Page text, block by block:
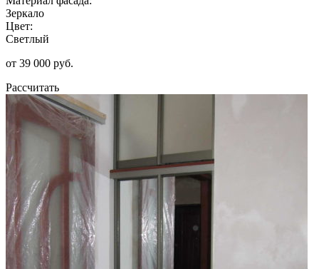
Зеркало
Цвет:
Светлый
от 39 000 руб.
Рассчитать